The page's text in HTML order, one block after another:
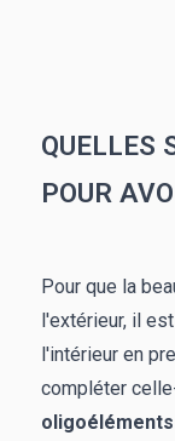
QUELLES
POUR
Pour que la
l'extérieur, il
l'intérieur en
compléter
oligoéléments